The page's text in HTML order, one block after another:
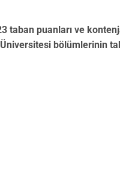
taban puanları ve
bölümlerinin